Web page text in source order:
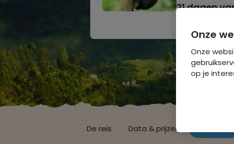
21 dagen
De reis Data & prijzen
Onze
Onze
op je